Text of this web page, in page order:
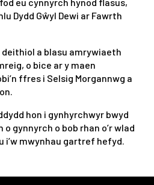
Dydd Gŵyl Dewi ar Fawrth
deithiol a blasu amrywiaeth
o bice ar y maen
ffres i Selsig Morgannwg a
hon i gynhyrchwyr bwyd
o gynnyrch o bob rhan o’r wlad
i’w mwynhau gartref hefyd.